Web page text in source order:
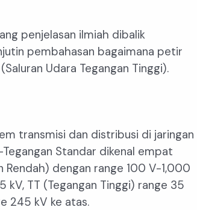
penjelasan ilmiah dibalik
pembahasan bagaimana petir
Udara Tegangan Tinggi).
transmisi dan distribusi di jaringan
Standar dikenal empat
Rendah) dengan range 100 V-1,000
kV, TT (Tegangan Tinggi) range 35
245 kV ke atas.